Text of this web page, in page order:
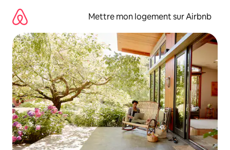
directement
contenu
Mettre mon logement sur Airbnb